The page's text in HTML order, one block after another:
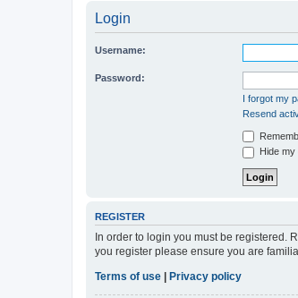
Login
Username:
Password:
I forgot my
Resend
Hide
REGISTER
In order to login you must be registered.
you register please ensure you are
Terms of use
Privacy policy